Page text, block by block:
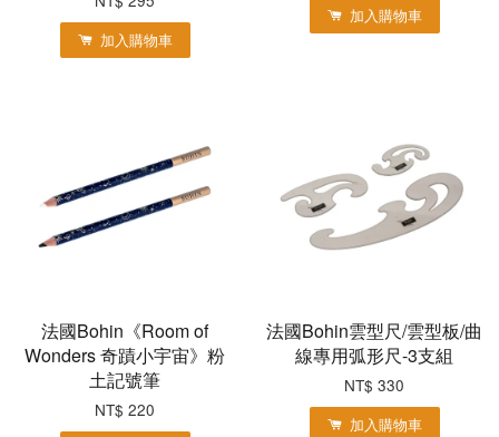
加入購物車
加入購物車
法國Bohin《Room of
Wonders 奇蹟小宇宙》粉
土記號筆
NT$ 220
法國Bohin雲型尺/雲型板/曲
線專用弧形尺-3支組
NT$ 330
加入購物車